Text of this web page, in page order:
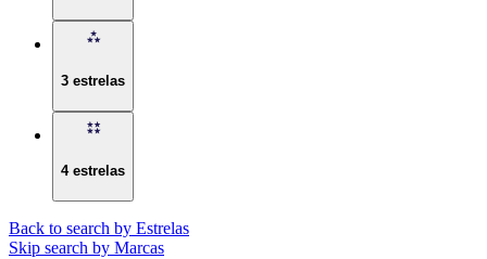
3 estrelas
4 estrelas
Back to search by Estrelas
Skip search by Marcas